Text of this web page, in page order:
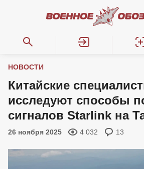
НОВОСТИ
Китайские
исследуют способы
сигналов Starlink на
26 ноября 2025 4 032 13